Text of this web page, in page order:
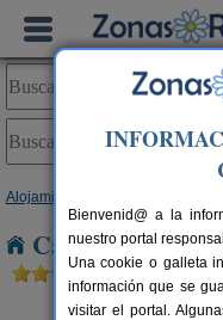
Alojamientos
Casas Rurales
Bienvenid@ a la
nuestro portal
Una cookie o galleta
información que se
visitar el portal.